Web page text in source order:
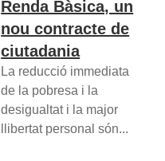
Renda Bàsica, un
nou contracte de
ciutadania
La reducció immediata
de la pobresa i la
desigualtat i la major
llibertat personal són...